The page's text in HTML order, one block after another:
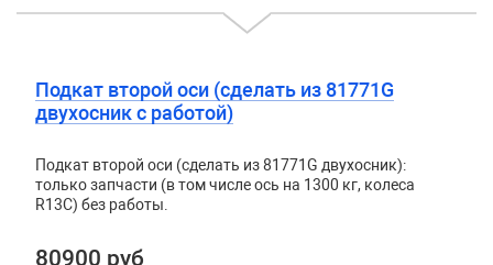
Подкат второй оси (сделать из 81771G
двухосник с работой)
Подкат второй оси (сделать из 81771G двухосник):
только запчасти (в том числе ось на 1300 кг, колеса
R13C) без работы.
80900 руб